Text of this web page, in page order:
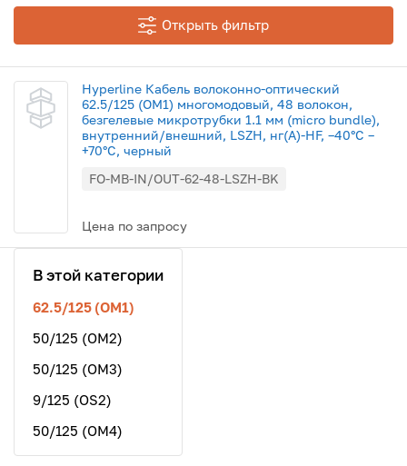
Открыть фильтр
Hyperline Кабель волоконно-оптический
62.5/125 (OM1) многомодовый, 48 волокон,
безгелевые микротрубки 1.1 мм (micro bundle),
внутренний/внешний, LSZH, нг(А)-HF, –40°C –
+70°C, черный
FO-MB-IN/OUT-62-48-LSZH-BK
Цена по запросу
В этой категории
62.5/125 (OM1)
50/125 (OM2)
50/125 (OM3)
9/125 (OS2)
50/125 (ОМ4)